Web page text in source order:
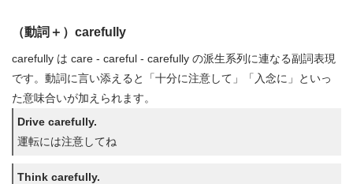
（動詞＋）carefully
carefully は care - careful - carefully の派生系列に連なる副詞表現
です。動詞に言い添えると「十分に注意して」「入念に」といっ
た意味合いが加えられます。
Drive carefully.
運転には注意してね
Think carefully.